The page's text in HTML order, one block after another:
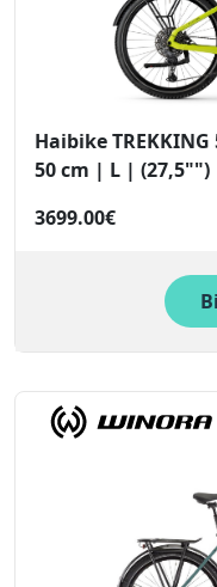
Haibike
50 cm | L | (27,5"")
3699.00€